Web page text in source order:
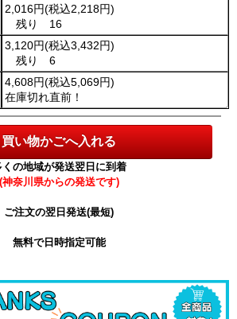
2,016円(税込2,218円)
残り 16
3,120円(税込3,432円)
残り 6
4,608円(税込5,069円)
在庫切れ直前！
くの地域が発送翌日に到着
(神奈川県からの発送です)
ご注文の翌日発送(最短)
無料で日時指定可能